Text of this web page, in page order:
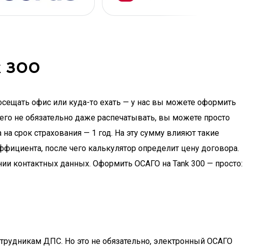
300
офис или куда-то ехать — у нас вы можете оформить
не обязательно даже распечатывать, вы можете просто
срок страхования — 1 год. На эту сумму влияют такие
после чего калькулятор определит цену договора.
контактных данных. Оформить ОСАГО на Tank 300 — просто:
ДПС. Но это не обязательно, электронный ОСАГО